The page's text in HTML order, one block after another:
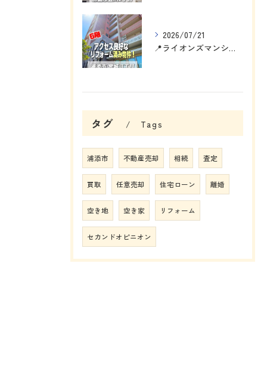
2026/07/21
📍ライオンズマンション浦添宮城
タグ Tags
浦添市 不動産売却 相続 査定
買取 任意売却 住宅ローン 離婚
空き地 空き家 リフォーム
セカンドオピニオン